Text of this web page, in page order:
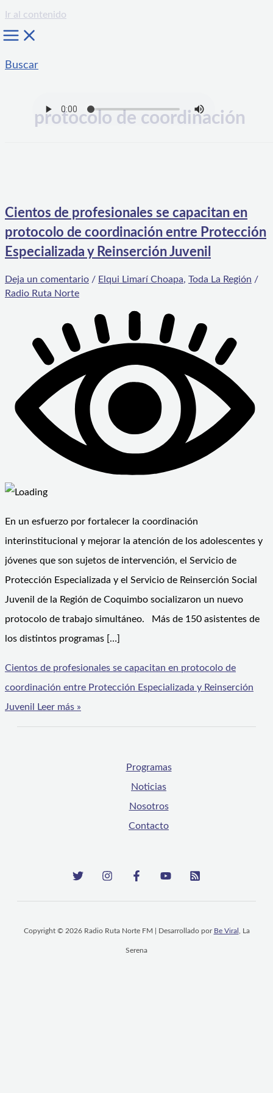
Ir al contenido
Buscar
protocolo de coordinación
Cientos de profesionales se capacitan en
protocolo de coordinación entre Protección
Especializada y Reinserción Juvenil
Deja un comentario / Elqui Limarí Choapa, Toda La Región /
Radio Ruta Norte
En un esfuerzo por fortalecer la coordinación
interinstitucional y mejorar la atención de los adolescentes y
jóvenes que son sujetos de intervención, el Servicio de
Protección Especializada y el Servicio de Reinserción Social
Juvenil de la Región de Coquimbo socializaron un nuevo
protocolo de trabajo simultáneo. Más de 150 asistentes de
los distintos programas […]
Cientos de profesionales se capacitan en protocolo de
coordinación entre Protección Especializada y Reinserción
Juvenil
Leer más »
Programas
Noticias
Nosotros
Contacto
Copyright © 2026 Radio Ruta Norte FM | Desarrollado por Be Viral , La
Serena